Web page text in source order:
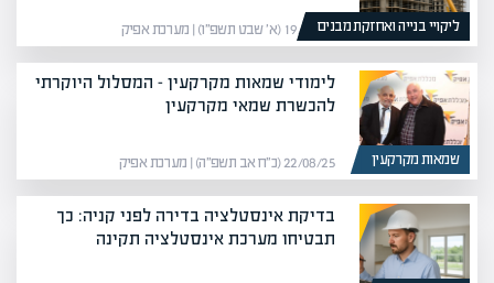
ליקויי בנייה ואחזקת מבנים19/01/26 (א׳ שבט תשפ״ו) | מערכת אפיק
שמאות מקרקעין
לימודי שמאות מקרקעין – המסלול היוקרתי
להכשרת שמאי מקרקעין
22/08/25 (כ״ח אב תשפ״ה) | מערכת אפיק
בדיקת אינסטלציה בדירה לפני קניה: כך
תבטיחו מערכת אינסטלציה תקינה